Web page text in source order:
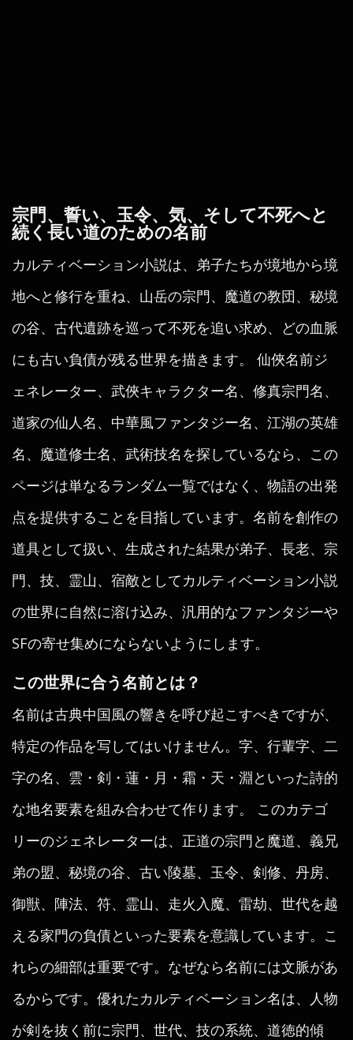
宗門、誓い、玉令、気、そして不死へと
続く長い道のための名前
カルティベーション小説は、弟子たちが境地から境
地へと修行を重ね、山岳の宗門、魔道の教団、秘境
の谷、古代遺跡を巡って不死を追い求め、どの血脈
にも古い負債が残る世界を描きます。 仙俠名前ジ
ェネレーター、武俠キャラクター名、修真宗門名、
道家の仙人名、中華風ファンタジー名、江湖の英雄
名、魔道修士名、武術技名を探しているなら、この
ページは単なるランダム一覧ではなく、物語の出発
点を提供することを目指しています。名前を創作の
道具として扱い、生成された結果が弟子、長老、宗
門、技、霊山、宿敵としてカルティベーション小説
の世界に自然に溶け込み、汎用的なファンタジーや
SFの寄せ集めにならないようにします。
この世界に合う名前とは？
名前は古典中国風の響きを呼び起こすべきですが、
特定の作品を写してはいけません。字、行輩字、二
字の名、雲・剣・蓮・月・霜・天・淵といった詩的
な地名要素を組み合わせて作ります。 このカテゴ
リーのジェネレーターは、正道の宗門と魔道、義兄
弟の盟、秘境の谷、古い陵墓、玉令、剣修、丹房、
御獣、陣法、符、霊山、走火入魔、雷劫、世代を越
える家門の負債といった要素を意識しています。こ
れらの細部は重要です。なぜなら名前には文脈があ
るからです。優れたカルティベーション名は、人物
が剣を抜く前に宗門、世代、技の系統、道徳的傾